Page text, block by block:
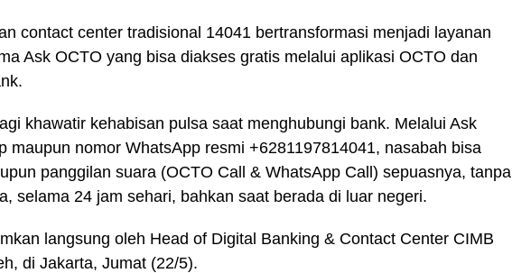
contact center tradisional 14041 bertransformasi menjadi layanan
Ask OCTO yang bisa diakses gratis melalui aplikasi OCTO dan
khawatir kehabisan pulsa saat menghubungi bank. Melalui Ask
maupun nomor WhatsApp resmi +6281197814041, nasabah bisa
panggilan suara (OCTO Call & WhatsApp Call) sepuasnya, tanpa
selama 24 jam sehari, bahkan saat berada di luar negeri.
langsung oleh Head of Digital Banking & Contact Center CIMB
di Jakarta, Jumat (22/5).